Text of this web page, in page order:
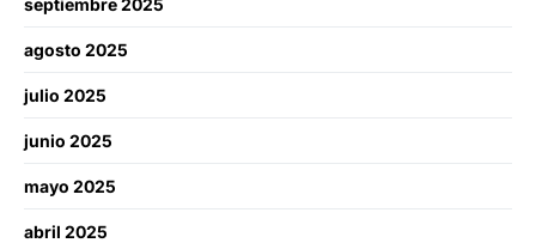
septiembre 2025
agosto 2025
julio 2025
junio 2025
mayo 2025
abril 2025